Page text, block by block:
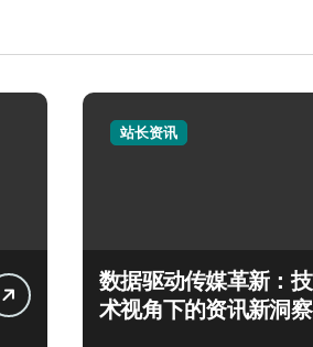
站长资讯
数据驱动传媒革新：技
术视角下的资讯新洞察